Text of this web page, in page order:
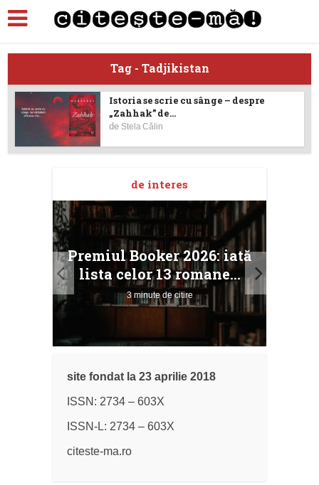
Tag - Tadjikistan
Istoria se scrie cu sânge – despre
„Zahhak” de...
de Stela Călin
de interes
Premiul Booker 2026: iată
lista celor 13 romane...
3 minute de citire
site fondat la 23 aprilie 2018
ISSN: 2734 – 603X
ISSN-L: 2734 – 603X
citeste-ma.ro